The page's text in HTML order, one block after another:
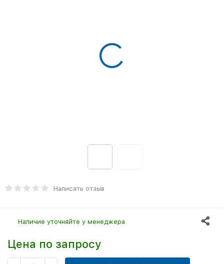
Написать отзыв
Наличие уточняйте у менеджера
Цена по запросу